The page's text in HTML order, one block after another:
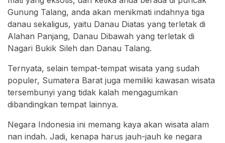
Gunung Talang, anda akan menikmati indahnya tiga
danau sekaligus, yaitu Danau Diatas yang terletak di
Alahan Panjang, Danau Dibawah yang terletak di
Nagari Bukik Sileh dan Danau Talang.
Ternyata, selain tempat-tempat wisata yang sudah
populer, Sumatera Barat juga memiliki kawasan wisata
tersembunyi yang tidak kalah mengagumkan
dibandingkan tempat lainnya.
Negara Indonesia ini memang kaya akan wisata alam
nan indah. Jadi, kenapa harus jauh-jauh ke negara